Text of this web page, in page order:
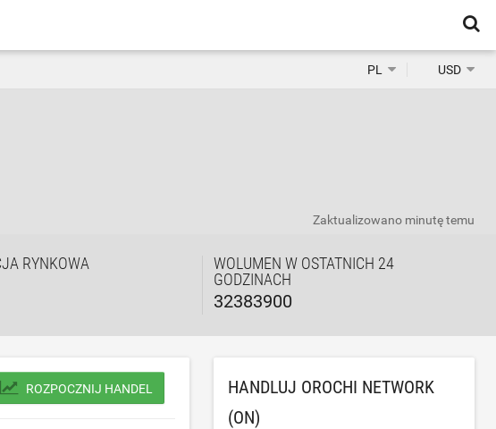
PL USD
RYNKOWA
WOLUMEN W OSTATNICH 24
GODZINACH
32383900
Zaktualizowano minutę temu
ROZPOCZNIJ HANDEL
HANDLUJ OROCHI NETWORK
(ON)